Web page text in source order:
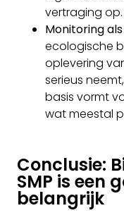
vertraging op.
Monitoring
ecologische
oplevering
serieus
basis vormt
wat meestal
Conclusie:
SMP is een
belangrijk